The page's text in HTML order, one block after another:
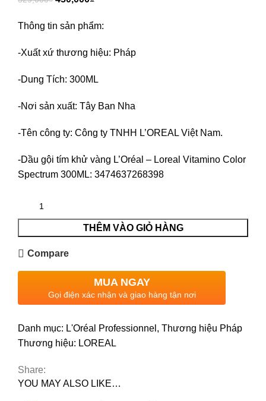
Thông tin sản phẩm:
-Xuất xứ thương hiệu: Pháp
-Dung Tích: 300ML
-Nơi sản xuất: Tây Ban Nha
-Tên công ty: Công ty TNHH L’OREAL Việt Nam.
-Dầu gội tím khử vàng L’Oréal – Loreal Vitamino Color
Spectrum 300ML: 3474637268398
THÊM VÀO GIỎ HÀNG
Compare
MUA NGAY
Gọi điện xác nhận và giao hàng tận nơi
Danh mục: L'Oréal Professionnel , Thương hiệu Pháp
Thương hiệu: LOREAL
Share:
YOU MAY ALSO LIKE…